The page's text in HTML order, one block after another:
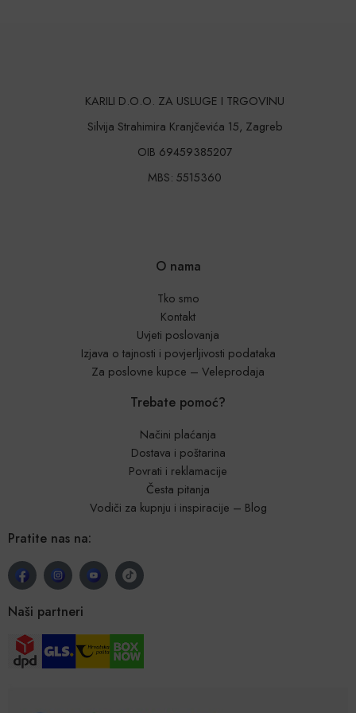
KARILI D.O.O. ZA USLUGE I TRGOVINU
Silvija Strahimira Kranjčevića 15, Zagreb
OIB 69459385207
MBS: 5515360
O nama
Tko smo
Kontakt
Uvjeti poslovanja
Izjava o tajnosti i povjerljivosti podataka
Za poslovne kupce – Veleprodaja
Trebate pomoć?
Načini plaćanja
Dostava i poštarina
Povrati i reklamacije
Česta pitanja
Vodiči za kupnju i inspiracije – Blog
Pratite nas na:
Naši partneri